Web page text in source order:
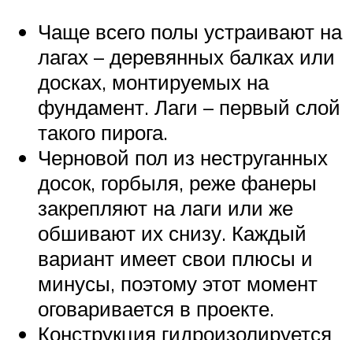
Чаще всего полы устраивают на
лагах – деревянных балках или
досках, монтируемых на
фундамент. Лаги – первый слой
такого пирога.
Черновой пол из неструганных
досок, горбыля, реже фанеры
закрепляют на лаги или же
обшивают их снизу. Каждый
вариант имеет свои плюсы и
минусы, поэтому этот момент
оговаривается в проекте.
Конструкция гидроизолируется